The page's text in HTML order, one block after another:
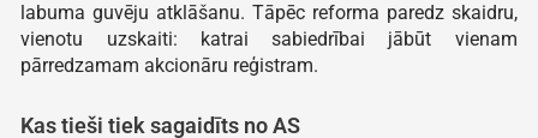
labuma guvēju atklāšanu. Tāpēc reforma paredz skaidru,
vienotu uzskaiti: katrai sabiedrībai jābūt vienam
pārredzamam akcionāru reģistram.
Kas tieši tiek sagaidīts no AS